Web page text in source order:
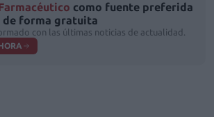
como fuente preferida
de forma gratuita
con las últimas noticias de actualidad.